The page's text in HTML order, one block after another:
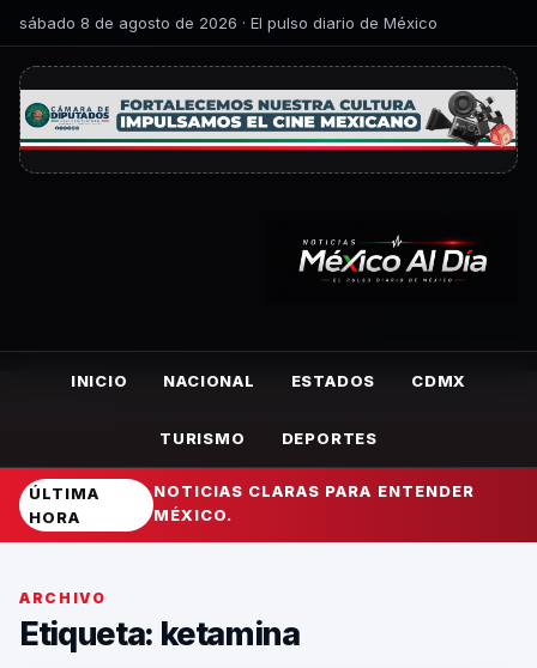
sábado 8 de agosto de 2026 · El pulso diario de México
INICIO NACIONAL ESTADOS CDMX
TURISMO DEPORTES
ÚLTIMA
HORA
NOTICIAS CLARAS PARA ENTENDER
MÉXICO.
ARCHIVO
Etiqueta: ketamina